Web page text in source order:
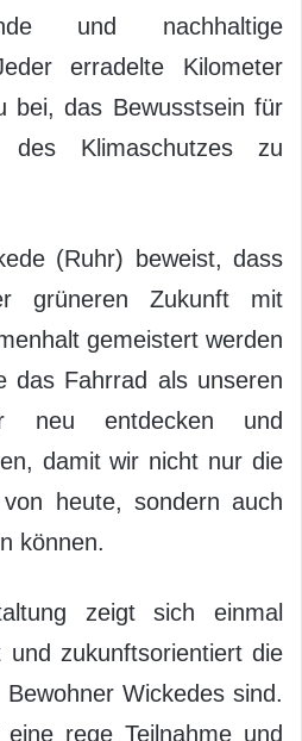
und nachhaltige
erradelte Kilometer
bei, das Bewusstsein für
des Klimaschutzes zu
(Ruhr) beweist, dass
grüneren Zukunft mit
gemeistert werden
das Fahrrad als unseren
neu entdecken und
damit wir nicht nur die
heute, sondern auch
können.
zeigt sich einmal
und zukunftsorientiert die
Wickedes sind.
rege Teilnahme und